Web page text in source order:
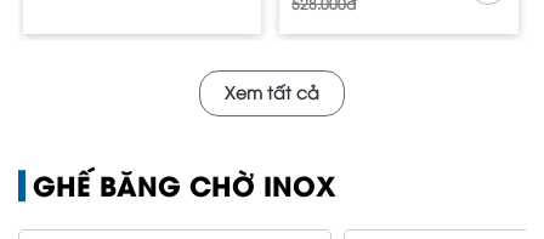
Xem tất cả
GHẾ BĂNG CHỜ INOX